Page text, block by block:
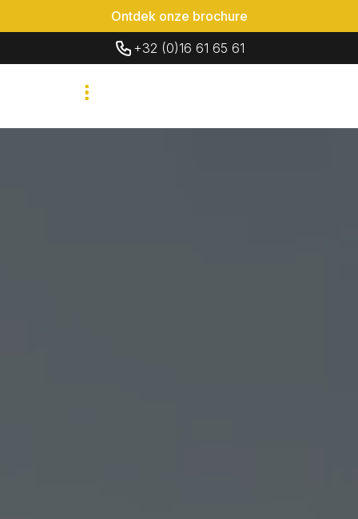
Ontdek onze brochure
+32 (0)16 61 65 61